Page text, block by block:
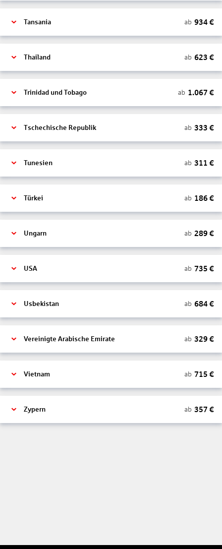
Tansania ab 934€
Thailand ab 623 €
Trinidad und Tobago ab 1.067 €
Tschechische Republik ab 333 €
Tunesien ab 311 €
Türkei ab 186€
Ungarn ab 289€
USA ab 735 €
Usbekistan ab 684€
Vereinigte Arabische Emirate ab 329€
Vietnam ab 715 €
Zypern ab 357 €